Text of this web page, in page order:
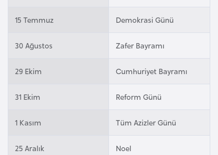
15 Temmuz Demokrasi Günü
30 Ağustos Zafer Bayramı
29 Ekim Cumhuriyet Bayramı
31 Ekim Reform Günü
1 Kasım Tüm Azizler Günü
25 Aralık Noel
e
n
B
n
l
d